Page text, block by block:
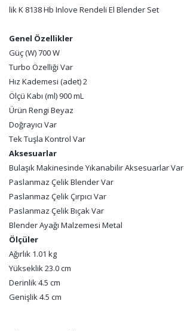
lik K 8138 Hb Inlove Rendeli El Blender Set
Genel Özellikler
Güç (W) 700 W
Turbo Özelliği Var
Hız Kademesi (adet) 2
Ölçü Kabı (ml) 900 mL
Ürün Rengi Beyaz
Doğrayıcı Var
Tek Tuşla Kontrol Var
Aksesuarlar
Bulaşık Makinesinde Yıkanabilir Aksesuarlar Var
Paslanmaz Çelik Blender Var
Paslanmaz Çelik Çırpıcı Var
Paslanmaz Çelik Bıçak Var
Blender Ayağı Malzemesi Metal
Ölçüler
Ağırlık 1.01 kg
Yükseklik 23.0 cm
Derinlik 4.5 cm
Genişlik 4.5 cm